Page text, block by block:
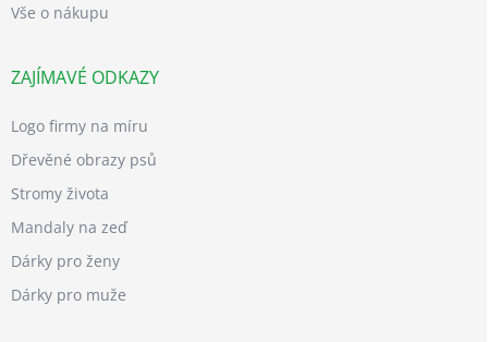
Vše o nákupu
ZAJÍMAVÉ ODKAZY
Logo firmy na míru
Dřevěné obrazy psů
Stromy života
Mandaly na zeď
Dárky pro ženy
Dárky pro muže